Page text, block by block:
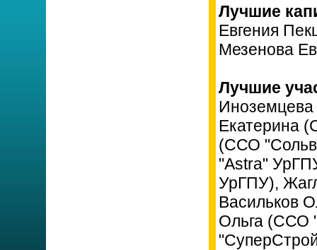
Лучшие
Евгения
Мезенова
Лучшие
Екатерина
(ССО
"Astra"
УрГПУ),
Васильков
Ольга (ССО